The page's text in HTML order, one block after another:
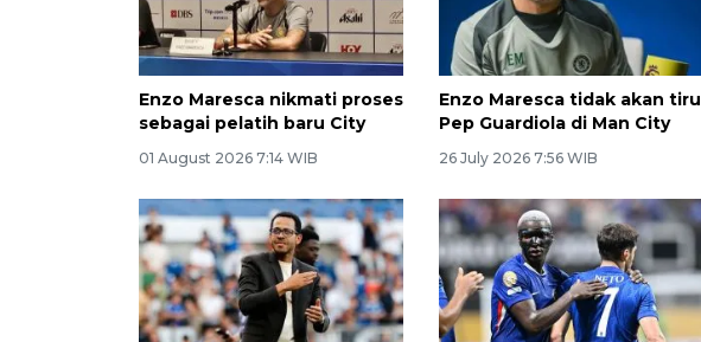
Enzo Maresca nikmati proses
sebagai pelatih baru City
01 August 2026 7:14 WIB
Enzo Maresca tidak akan tiru
Pep Guardiola di Man City
26 July 2026 7:56 WIB